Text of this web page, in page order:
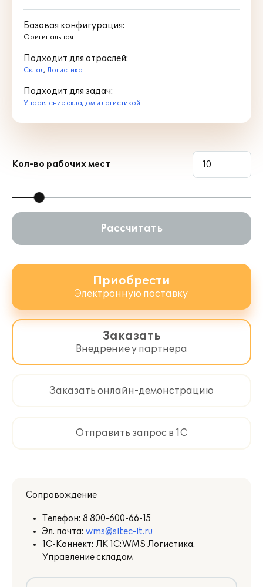
Базовая конфигурация:
Оригинальная
Подходит для отраслей:
Склад, Логистика
Подходит для задач:
Управление складом и логистикой
Кол-во рабочих мест
Рассчитать
Приобрести
Электронную поставку
Заказать
Внедрение у партнера
Заказать онлайн-демонстрацию
Отправить запрос в 1С
Сопровождение
Телефон: 8 800-600-66-15
Эл. почта: wms@sitec-it.ru
1С-Коннект: ЛК 1С:WMS Логистика.
Управление складом